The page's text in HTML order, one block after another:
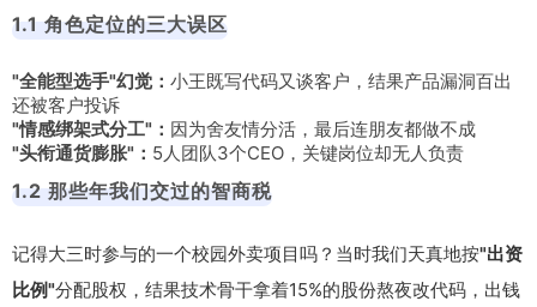
1.1 角色定位的三大误区
"全能型选手"幻觉： 小王既写代码又谈客户，结果产品漏洞百出
还被客户投诉
"情感绑架式分工"： 因为舍友情分活，最后连朋友都做不成
"头衔通货膨胀"： 5人团队3个CEO，关键岗位却无人负责
1.2 那些年我们交过的智商税
记得大三时参与的一个校园外卖项目吗？当时我们天真地按"出资
比例"分配股权，结果技术骨干拿着15%的股份熬夜改代码，出钱